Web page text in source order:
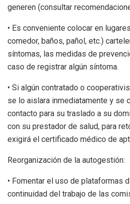
generen (consultar
• Es conveniente colocar en
comedor, baños, pañol, etc.)
síntomas, las medidas de
caso de registrar algún síntoma.
• Si algún contratado o
se lo aislara inmediatamente y se
contacto para su traslado a su
con su prestador de salud, para
exigirá el certificado médico de
Reorganización de la autogestión:
• Fomentar el uso de plataformas
continuidad del trabajo de las